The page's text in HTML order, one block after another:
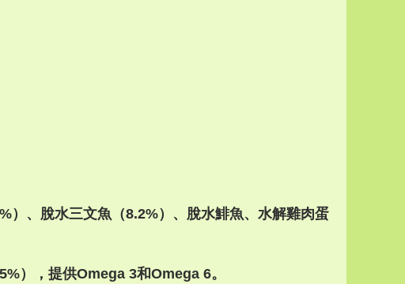
）、脫水三文魚（8.2%）、脫水鯡魚、水解雞肉蛋
），提供Omega 3和Omega 6。